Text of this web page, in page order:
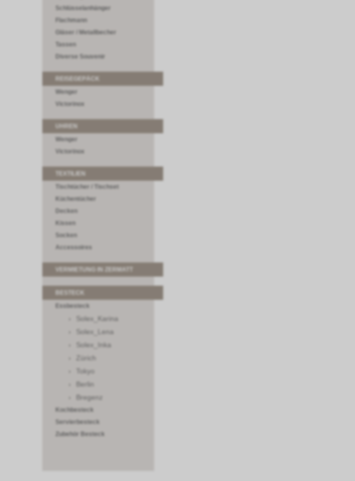
Schlüsselanhänger
Flachmann
Gläser / Metallbecher
Tassen
Diverse Souvenir
REISEGEPÄCK
Wenger
Victorinox
Wenger
Victorinox
Tischtücher / Tischset
Küchentücher
Decken
Kissen
Socken
Accessoires
VERMIETUNG IN ZERMATT
Essbesteck
Solex_Karina
Solex_Lena
Solex_Inka
Zürich
Tokyo
Berlin
Bregenz
Kochbesteck
Servierbesteck
Zubehör Besteck